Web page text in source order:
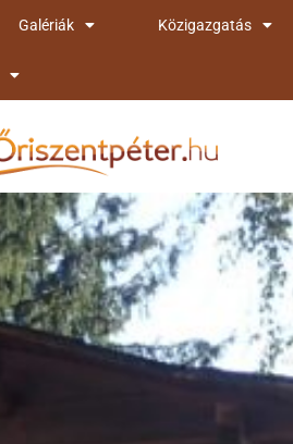
Galériák Közigazgatás